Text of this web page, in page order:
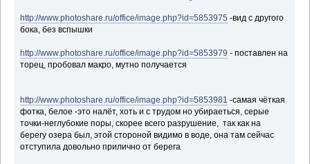
http://www.photoshare.ru/office/image.php?id=5853975 -вид с другого
бока, без вспышки
http://www.photoshare.ru/office/image.php?id=5853979 - поставлен на
торец, пробовал макро, мутно получается
http://www.photoshare.ru/office/image.php?id=5853981 -самая чёткая
фотка, белое -это налёт, хоть и с трудом но убираеться, серые
точки-неглубокие поры, скорее всего разрушение, так как на
берегу озера был, этой стороной видимо в воде, она там сейчас
отступила довольно прилично от берега